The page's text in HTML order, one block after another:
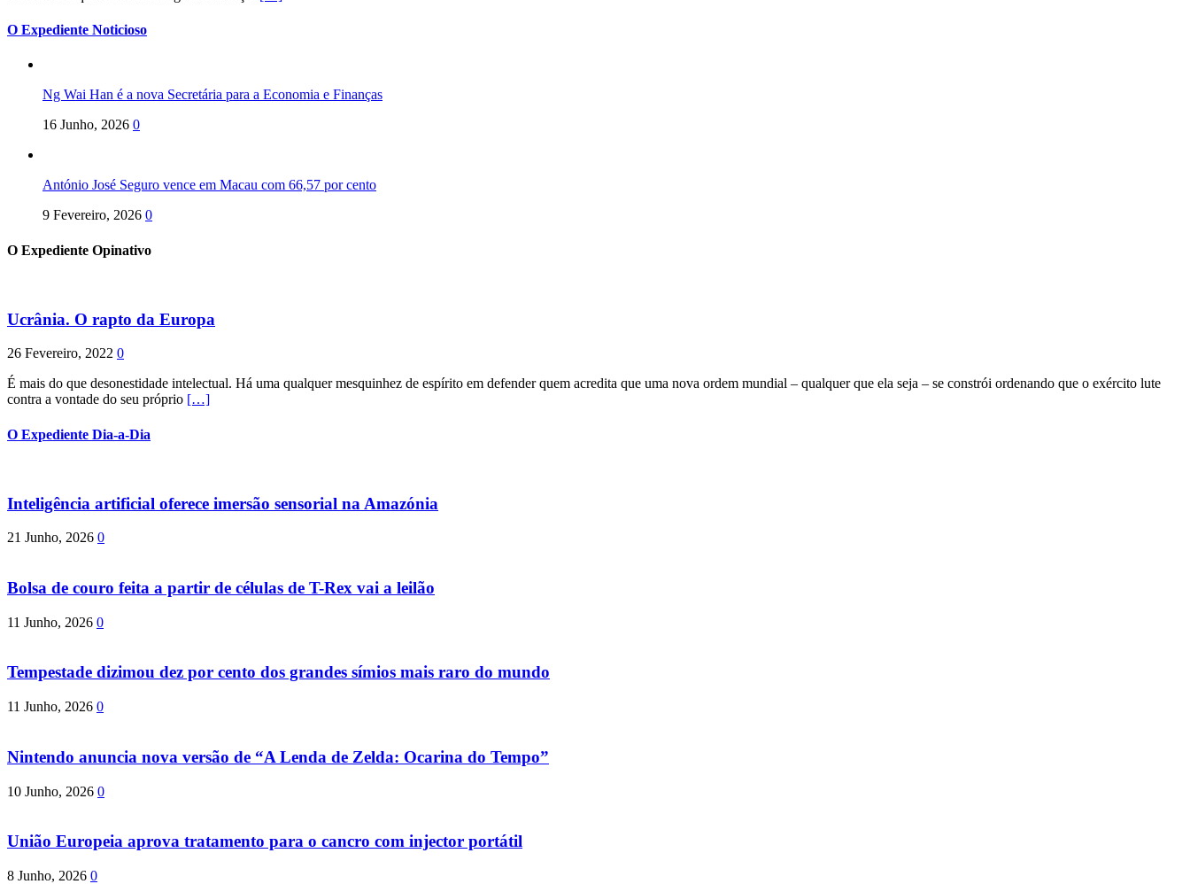
O Expediente Noticioso
Ng Wai Han é a nova Secretária para a Economia e Finanças
16 Junho, 2026 0
António José Seguro vence em Macau com 66,57 por cento
9 Fevereiro, 2026 0
O Expediente Opinativo
Ucrânia. O rapto da Europa
26 Fevereiro, 2022 0
É mais do que desonestidade intelectual. Há uma qualquer mesquinhez de espírito em defender quem acredita que uma nova ordem mundial – qualquer que ela seja – se constrói ordenando que o exército lute
contra a vontade do seu próprio […]
O Expediente Dia-a-Dia
Inteligência artificial oferece imersão sensorial na Amazónia
21 Junho, 2026 0
Bolsa de couro feita a partir de células de T-Rex vai a leilão
11 Junho, 2026 0
Tempestade dizimou dez por cento dos grandes símios mais raro do mundo
11 Junho, 2026 0
Nintendo anuncia nova versão de “A Lenda de Zelda: Ocarina do Tempo”
10 Junho, 2026 0
União Europeia aprova tratamento para o cancro com injector portátil
8 Junho, 2026 0